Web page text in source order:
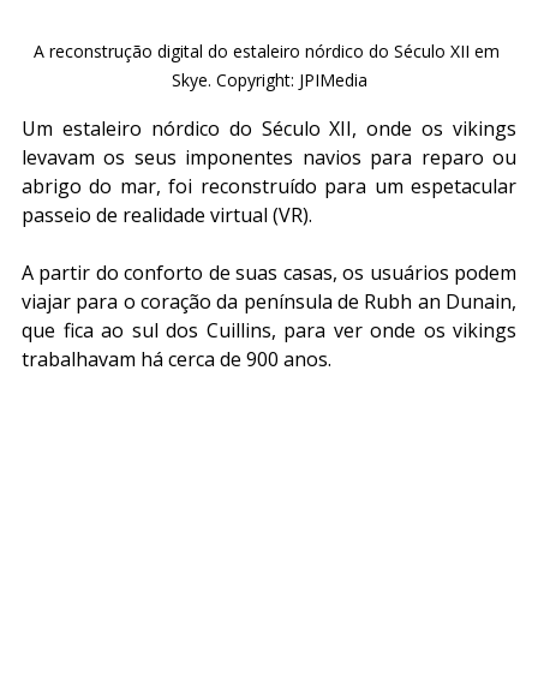
A reconstrução digital do estaleiro nórdico do Século XII em
Skye. Copyright: JPIMedia
Um estaleiro nórdico do Século XII, onde os vikings
levavam os seus imponentes navios para reparo ou
abrigo do mar, foi reconstruído para um espetacular
passeio de realidade virtual (VR).
A partir do conforto de suas casas, os usuários podem
viajar para o coração da península de Rubh an Dunain,
que fica ao sul dos Cuillins, para ver onde os vikings
trabalhavam há cerca de 900 anos.